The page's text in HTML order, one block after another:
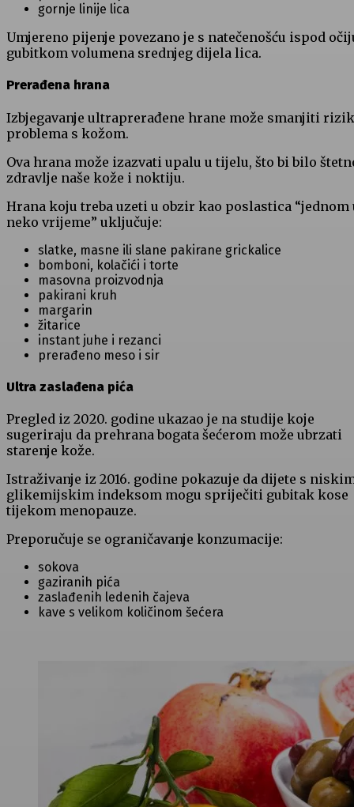
gornje linije lica
Umjereno pijenje povezano je s natečenošću ispod
gubitkom volumena srednjeg dijela lica.
Prerađena hrana
Izbjegavanje ultraprerađene hrane može smanjiti
problema s kožom.
Ova hrana može izazvati upalu u tijelu, što bi bilo
zdravlje naše kože i noktiju.
Hrana koju treba uzeti u obzir kao poslastica “jednom
neko vrijeme” uključuje:
slatke, masne ili slane pakirane grickalice
bomboni, kolačići i torte
masovna proizvodnja
pakirani kruh
margarin
žitarice
instant juhe i rezanci
prerađeno meso i sir
Ultra zaslađena pića
Pregled iz 2020. godine ukazao je na studije koje
sugeriraju da prehrana bogata šećerom može ubrzati
starenje kože.
Istraživanje iz 2016. godine pokazuje da dijete s
glikemijskim indeksom mogu spriječiti gubitak kose
tijekom menopauze.
Preporučuje se ograničavanje konzumacije:
sokova
gaziranih pića
zaslađenih ledenih čajeva
kave s velikom količinom šećera